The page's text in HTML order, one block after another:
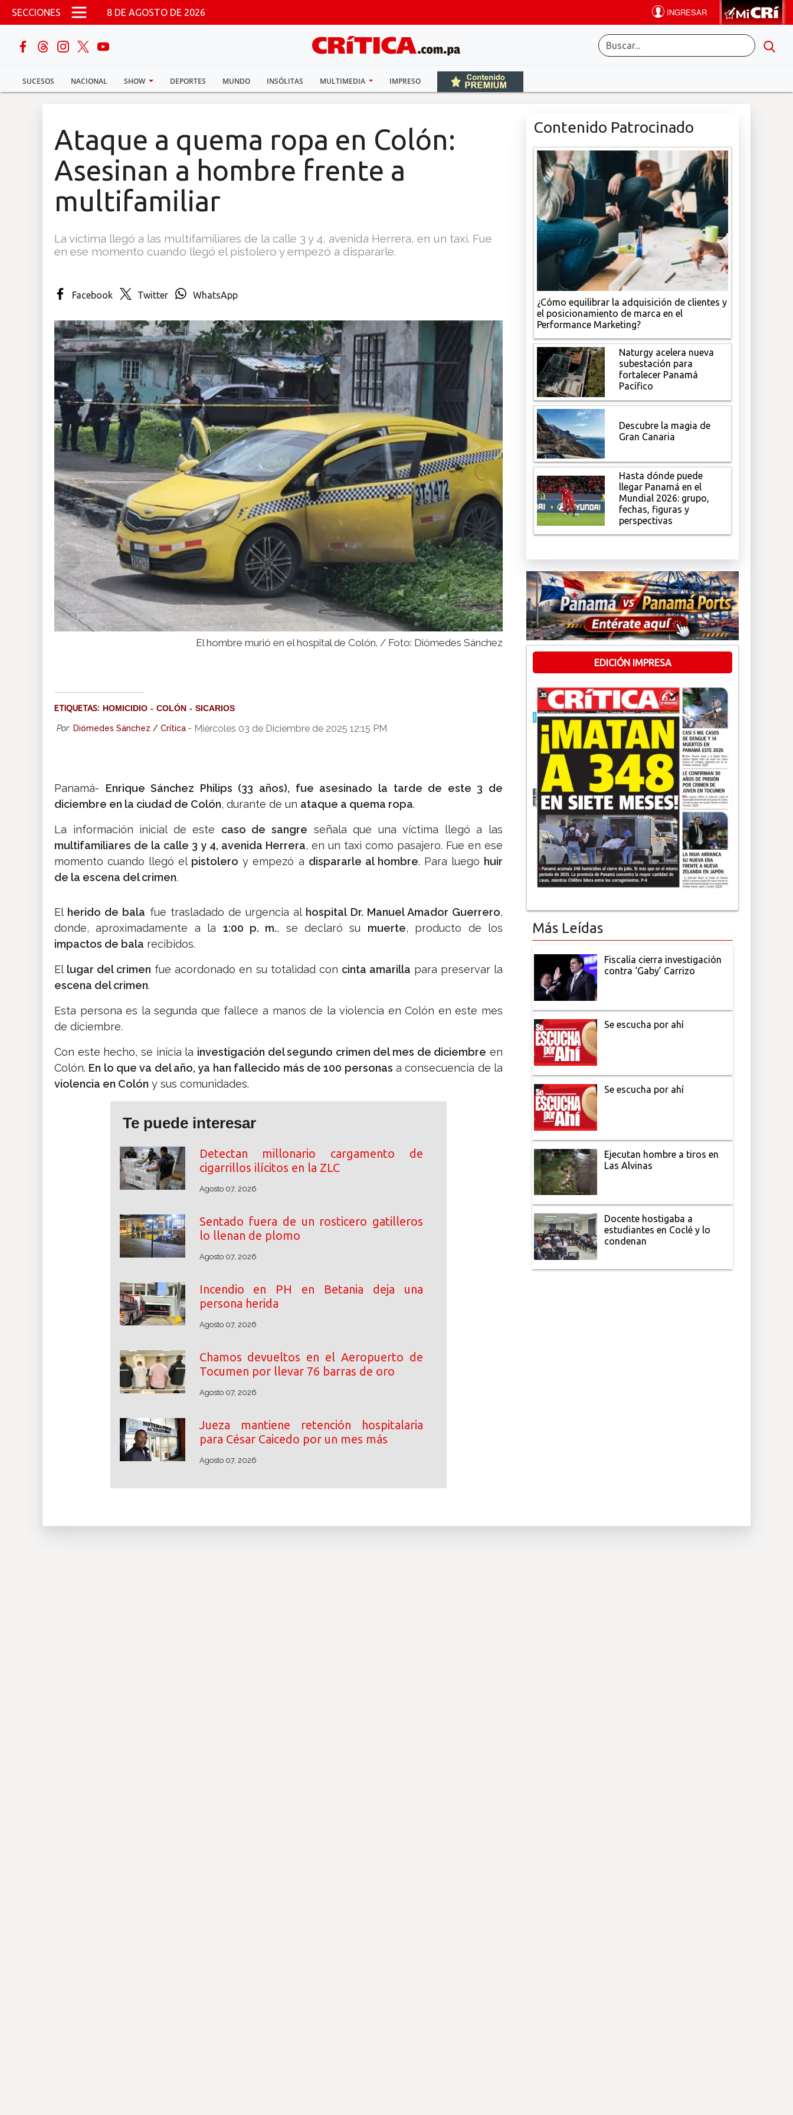
Pasar al contenido principal
SECCIONES 8 DE AGOSTO DE 2026
SUCESOS NACIONAL SHOW DEPORTES MUNDO INSÓLITAS MULTIMEDIA IMPRESO
buscar
Sucesos
Multimedia
Ataque a quema ropa en Colón:
Asesinan a hombre frente a
multifamiliar
La víctima llegó a las multifamiliares de la calle 3 y 4, avenida Herrera, en un taxi. Fue
en ese momento cuando llegó el pistolero y empezó a dispararle.
Facebook Twitter WhatsApp
El hombre murió en el hospital de Colón. / Foto: Diómedes Sánchez
ETIQUETAS: HOMICIDIO COLÓN SICARIOS
Por: Diómedes Sánchez / Crítica - Miércoles 03 de Diciembre de 2025 12:15 PM
Panamá- Enrique Sánchez Philips (33 años), fue asesinado la tarde de este 3 de
diciembre en la ciudad de Colón, durante de un ataque a quema ropa.
La información inicial de este caso de sangre señala que una víctima llegó a las
multifamiliares de la calle 3 y 4, avenida Herrera, en un taxi como pasajero. Fue en ese
momento cuando llegó el pistolero y empezó a dispararle al hombre. Para luego huir
de la escena del crimen.
El herido de bala fue trasladado de urgencia al hospital Dr. Manuel Amador Guerrero,
donde, aproximadamente a la 1:00 p. m., se declaró su muerte, producto de los
impactos de bala recibidos.
El lugar del crimen fue acordonado en su totalidad con cinta amarilla para preservar la
escena del crimen.
Esta persona es la segunda que fallece a manos de la violencia en Colón en este mes
de diciembre.
Con este hecho, se inicia la investigación del segundo crimen del mes de diciembre en
Colón. En lo que va del año, ya han fallecido más de 100 personas a consecuencia de la
violencia en Colón y sus comunidades.
Te puede interesar
Detectan millonario cargamento de
cigarrillos ilícitos en la ZLC
Agosto 07, 2026
Sentado fuera de un rosticero gatilleros
lo llenan de plomo
Agosto 07, 2026
Incendio en PH en Betania deja una
persona herida
Agosto 07, 2026
Chamos devueltos en el Aeropuerto de
Tocumen por llevar 76 barras de oro
Agosto 07, 2026
Jueza mantiene retención hospitalaria
para César Caicedo por un mes más
Agosto 07, 2026
Contenido Patrocinado
¿Cómo equilibrar la adquisición de clientes y
el posicionamiento de marca en el
Performance Marketing?
Naturgy acelera nueva
subestación para
fortalecer Panamá
Pacífico
Descubre la magia de
Gran Canaria
Hasta dónde puede
llegar Panamá en el
Mundial 2026: grupo,
fechas, figuras y
perspectivas
EDICIÓN IMPRESA
Más Leídas
Fiscalía cierra investigación
contra ‘Gaby’ Carrizo
Se escucha por ahí
Se escucha por ahí
Ejecutan hombre a tiros en
Las Alvinas
Docente hostigaba a
estudiantes en Coclé y lo
condenan